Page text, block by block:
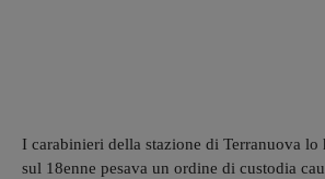
I carabinieri della stazione di Terranuova lo
sul 18enne pesava un ordine di custodia